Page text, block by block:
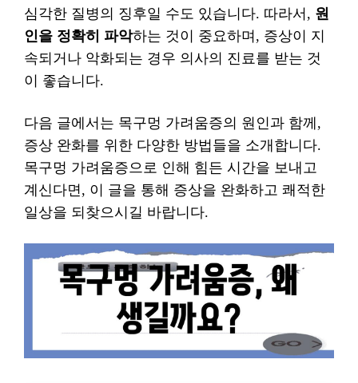
심각한 질병의 징후일 수도 있습니다. 따라서, 원
인을 정확히 파악하는 것이 중요하며, 증상이 지
속되거나 악화되는 경우 의사의 진료를 받는 것
이 좋습니다.
다음 글에서는 목구멍 가려움증의 원인과 함께,
증상 완화를 위한 다양한 방법들을 소개합니다.
목구멍 가려움증으로 인해 힘든 시간을 보내고
계신다면, 이 글을 통해 증상을 완화하고 쾌적한
일상을 되찾으시길 바랍니다.